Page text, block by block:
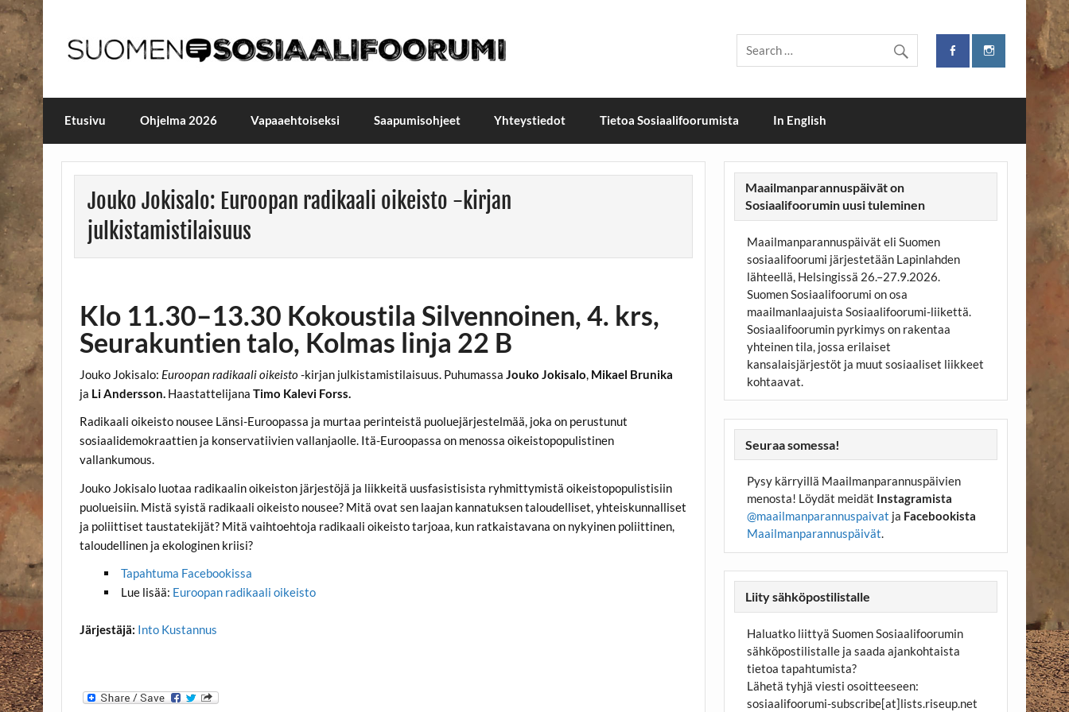
Skip
to
content
Maailmanparannuspäivät / Suomen Sosiaalifoorumi
Maailmanparannuspäivät Lapinlahden Lähteellä, Helsingissä 26.–27.9.2026
Etusivu Ohjelma 2026 Vapaaehtoiseksi Saapumisohjeet Yhteystiedot Tietoa Sosiaalifoorumista In English
Jouko Jokisalo: Euroopan radikaali oikeisto -kirjan
julkistamistilaisuus
Klo 11.30–13.30 Kokoustila Silvennoinen, 4. krs,
Seurakuntien talo, Kolmas linja 22 B
Jouko Jokisalo: Euroopan radikaali oikeisto -kirjan julkistamistilaisuus. PuhumassaJouko Jokisalo, Mikael Brunika
ja Li Andersson. Haastattelijana Timo Kalevi Forss.
Radikaali oikeisto nousee Länsi-Euroopassa ja murtaa perinteistä puoluejärjestelmää, joka on perustunut
sosiaalidemokraattien ja konservatiivien vallanjaolle. Itä-Euroopassa on menossa oikeistopopulistinen
vallankumous.
Jouko Jokisalo luotaa radikaalin oikeiston järjestöjä ja liikkeitä uusfasistisista ryhmittymistä oikeistopopulistisiin
puolueisiin. Mistä syistä radikaali oikeisto nousee? Mitä ovat sen laajan kannatuksen taloudelliset, yhteiskunnalliset
ja poliittiset taustatekijät? Mitä vaihtoehtoja radikaali oikeisto tarjoaa, kun ratkaistavana on nykyinen poliittinen,
taloudellinen ja ekologinen kriisi?
Tapahtuma Facebookissa
Lue lisää: Euroopan radikaali oikeisto
Järjestäjä: Into Kustannus
Maailmanparannuspäivät on
Sosiaalifoorumin uusi tuleminen
Maailmanparannuspäivät eli Suomen
sosiaalifoorumi järjestetään Lapinlahden
lähteellä, Helsingissä 26.–27.9.2026.
Suomen Sosiaalifoorumi on osa
maailmanlaajuista Sosiaalifoorumi-liikettä.
Sosiaalifoorumin pyrkimys on rakentaa
yhteinen tila, jossa erilaiset
kansalaisjärjestöt ja muut sosiaaliset liikkeet
kohtaavat.
Seuraa somessa!
Pysy kärryillä Maailmanparannuspäivien
menosta! Löydät meidät Instagramista
@maailmanparannuspaivat ja Facebookista
Maailmanparannuspäivät.
Liity sähköpostilistalle
Haluatko liittyä Suomen Sosiaalifoorumin
sähköpostilistalle ja saada ajankohtaista
tietoa tapahtumista?
Lähetä tyhjä viesti osoitteeseen:
sosiaalifoorumi-subscribe[at]lists.riseup.net